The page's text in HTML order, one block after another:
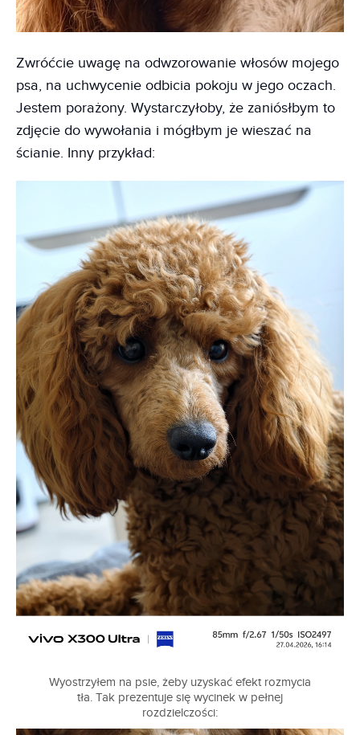
Zwróćcie uwagę na odwzorowanie włosów mojego
psa, na uchwycenie odbicia pokoju w jego oczach.
Jestem porażony. Wystarczyłoby, że zaniósłbym to
zdjęcie do wywołania i mógłbym je wieszać na
ścianie. Inny przykład:
Wyostrzyłem na psie, żeby uzyskać efekt rozmycia
tła. Tak prezentuje się wycinek w pełnej
rozdzielczości: